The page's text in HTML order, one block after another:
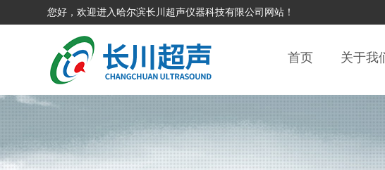
您好，欢迎进入哈尔滨长川超声仪器科技有限公司网站！
首页 关于我